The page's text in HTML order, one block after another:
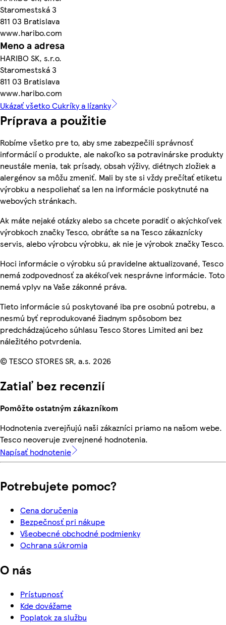
Staromestská 3
811 03 Bratislava
www.haribo.com
Meno a adresa
HARIBO SK, s.r.o.
Staromestská 3
811 03 Bratislava
www.haribo.com
Ukázať všetko Cukríky a lízanky
Príprava a použitie
Robíme všetko pre to, aby sme zabezpečili správnosť
informácií o produkte, ale nakoľko sa potravinárske produkty
neustále menia, tak prísady, obsah výživy, diétnych zložiek a
alergénov sa môžu zmeniť. Mali by ste si vždy prečítať etiketu
výrobku a nespoliehať sa len na informácie poskytnuté na
webových stránkach.
Ak máte nejaké otázky alebo sa chcete poradiť o akýchkoľvek
výrobkoch značky Tesco, obráťte sa na Tesco zákaznícky
servis, alebo výrobcu výrobku, ak nie je výrobok značky Tesco.
Hoci informácie o výrobku sú pravidelne aktualizované, Tesco
nemá zodpovednosť za akékoľvek nesprávne informácie. Toto
nemá vplyv na Vaše zákonné práva.
Tieto informácie sú poskytované iba pre osobnú potrebu, a
nesmú byť reprodukované žiadnym spôsobom bez
predchádzajúceho súhlasu Tesco Stores Limited ani bez
náležitého potvrdenia.
© TESCO STORES SR, a.s. 2026
Zatiaľ bez recenzií
Pomôžte ostatným zákazníkom
Hodnotenia zverejňujú naši zákazníci priamo na našom webe.
Tesco neoveruje zverejnené hodnotenia.
Napísať hodnotenie
Potrebujete pomoc?
Cena doručenia
Bezpečnosť pri nákupe
Všeobecné obchodné podmienky
Ochrana súkromia
O nás
Prístupnosť
Kde dovážame
Poplatok za službu